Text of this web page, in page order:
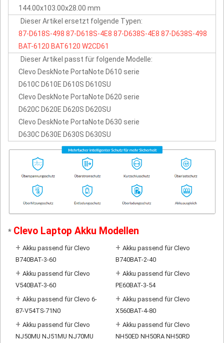
144.00x103.00x28.00 mm
Dieser Artikel ersetzt folgende Typen:
87-D618S-498 87-D618S-4E8 87-D638S-4E8 87-D638S-498
BAT-6120 BAT6120 W2CD61
Dieser Artikel passt für folgende Modelle:
Clevo DeskNote PortaNote D610 serie
D610C D610E D610S D610SU
Clevo DeskNote PortaNote D620 serie
D620C D620E D620S D620SU
Clevo DeskNote PortaNote D630 serie
D630C D630E D630S D630SU
* Clevo Laptop Akku Modellen
+ Akku passend für Clevo
B740BAT-3-60
+ Akku passend für Clevo
B740BAT-2-40
+ Akku passend für Clevo
V540BAT-3-60
+ Akku passend für Clevo
PE60BAT-3-54
+ Akku passend für Clevo 6-
87-V54TS-71N0
+ Akku passend für Clevo
X560BAT-4-80
+ Akku passend für Clevo
NJ50MU NJ51MU NJ70MU
+ Akku passend für Clevo
NH50ED NH50RA NH50RD